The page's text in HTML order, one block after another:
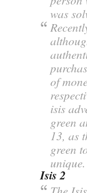
was
of
isis
green
13, as
green
Isis 2